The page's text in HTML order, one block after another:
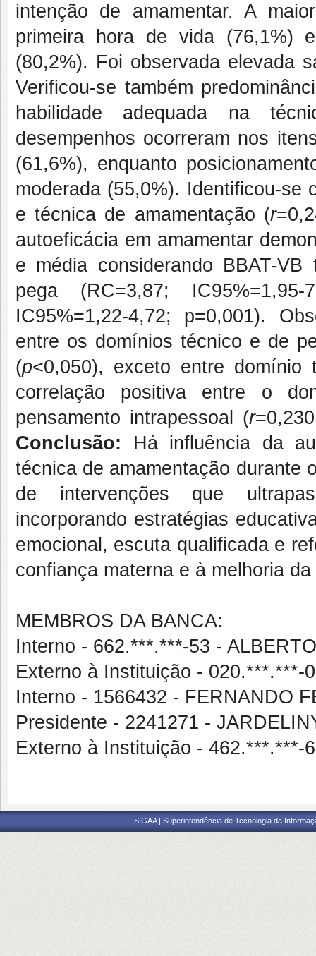
intenção de amamentar. A
primeira hora de vida (76,1%)
(80,2%). Foi observada elevada
Verificou-se também
habilidade adequada na
desempenhos ocorreram nos
(61,6%), enquanto
moderada (55,0%). Identificou-se
e técnica de amamentação (r
autoeficácia em amamentar
e média considerando BBAT-
pega (RC=3,87;
IC95%=1,22-4,72; p=0,001).
entre os domínios técnico e de
(p<0,050), exceto entre domínio
correlação positiva entre o
pensamento intrapessoal (r
Conclusão: Há influência da
técnica de amamentação durante
de intervenções que
incorporando estratégias
emocional, escuta qualificada e
confiança materna e à melhoria
MEMBROS DA BANCA:
Interno - 662.***.***-53 -
Externo à Instituição - 020.***.***-
Interno - 1566432 - FERNANDO
Presidente - 2241271 -
Externo à Instituição - 462.***.***-
SIGAA | Superintendência de Tecnologia da